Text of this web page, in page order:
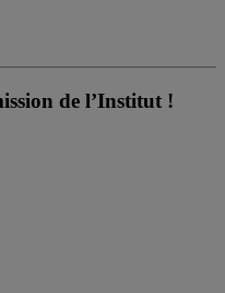
de l’Institut !